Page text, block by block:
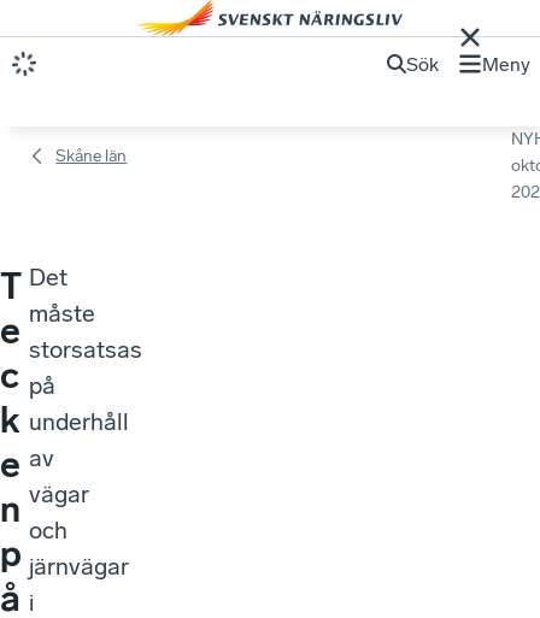
Sök Meny
Skåne län
T
e
c
k
e
n
p
å
Det
måste
storsatsas
på
underhåll
av
vägar
och
järnvägar
i